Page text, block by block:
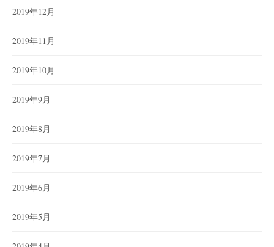
2019年12月
2019年11月
2019年10月
2019年9月
2019年8月
2019年7月
2019年6月
2019年5月